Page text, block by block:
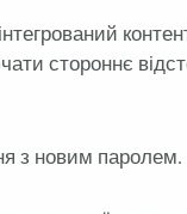
стороннє
з новим паролем.